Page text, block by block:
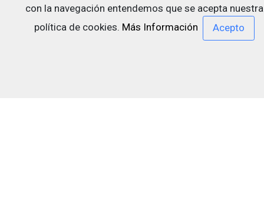
con la navegación entendemos que se acepta nuestra
política de cookies. Más Información